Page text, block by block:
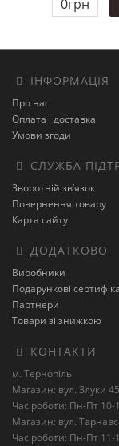
0грн
ІНФОРМАЦІЯ
Про нас
Оплата і доставка
Умови згоди
СЛУЖБА
Зворотній зв’язок
Повернення товару
Карта сайту
ДОДАТКОВО
Виробники
Подарункові
Партнери
Товари зі знижкою
КОНТАКТИ
м. Тернопіль
Магазин: вул. Злуки
Час роботи: Пн-Пт 10-
Магазин: вул.
Час роботи: Пн-Пт 11-